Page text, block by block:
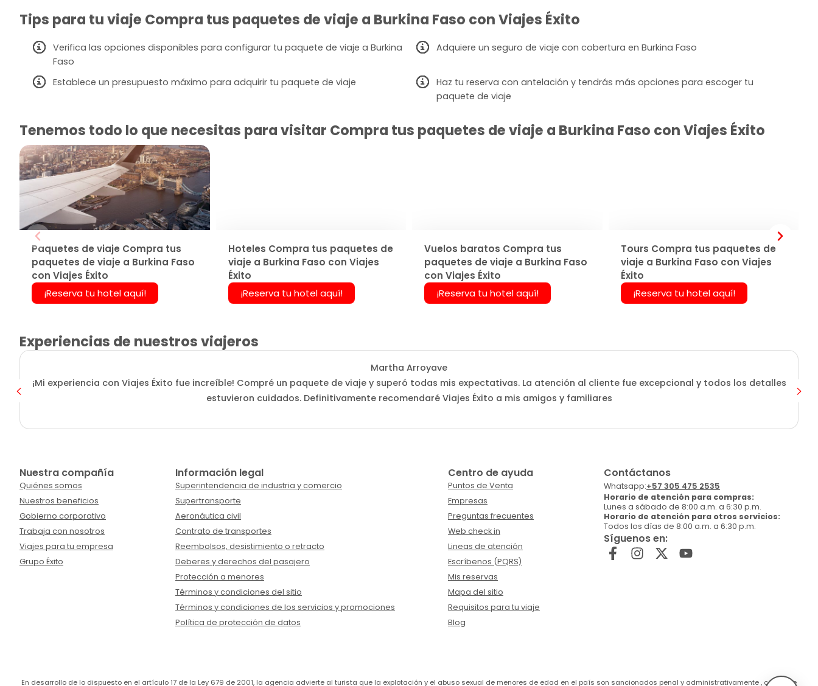
Tips para tu viaje Compra tus paquetes de viaje a Burkina Faso con Viajes Éxito
Verifica las opciones disponibles para configurar tu paquete de viaje a Burkina
Faso
Adquiere un seguro de viaje con cobertura en Burkina Faso
Establece un presupuesto máximo para adquirir tu paquete de viaje
Haz tu reserva con antelación y tendrás más opciones para escoger tu
paquete de viaje
Tenemos todo lo que necesitas para visitar Compra tus paquetes de viaje a Burkina Faso con Viajes Éxito
Paquetes de viaje Compra tus
paquetes de viaje a Burkina Faso
con Viajes Éxito
¡Reserva tu hotel aquí!
Hoteles Compra tus paquetes de
viaje a Burkina Faso con Viajes
Éxito
¡Reserva tu hotel aquí!
Vuelos baratos Compra tus
paquetes de viaje a Burkina Faso
con Viajes Éxito
¡Reserva tu hotel aquí!
Tours Compra tus paquetes de
viaje a Burkina Faso con Viajes
Éxito
¡Reserva tu hotel aquí!
Experiencias de nuestros viajeros
Martha Arroyave
¡Mi experiencia con Viajes Éxito fue increíble! Compré un paquete de viaje y superó todas mis expectativas. La atención al cliente fue excepcional y todos los detalles
estuvieron cuidados. Definitivamente recomendaré Viajes Éxito a mis amigos y familiares
Nuestra compañía
Quiénes somos
Nuestros beneficios
Gobierno corporativo
Trabaja con nosotros
Viajes para tu empresa
Grupo Éxito
Información legal
Superintendencia de industria y comercio
Supertransporte
Aeronáutica civil
Contrato de transportes
Reembolsos, desistimiento o retracto
Deberes y derechos del pasajero
Protección a menores
Términos y condiciones del sitio
Términos y condiciones de los servicios y promociones
Política de protección de datos
Centro de ayuda
Puntos de Venta
Empresas
Preguntas frecuentes
Web check in
Lineas de atención
Escríbenos (PQRS)
Mis reservas
Mapa del sitio
Requisitos para tu viaje
Blog
Contáctanos
Whatsapp:+57 305 475 2535
Horario de atención para compras:
Lunes a sábado de 8:00 a.m. a 6:30 p.m.
Horario de atención para otros servicios:
Todos los días de 8:00 a.m. a 6:30 p.m.
Síguenos en:
En desarrollo de lo dispuesto en el artículo 17 de la Ley 679 de 2001, la agencia advierte al turista que la explotación y el abuso sexual de menores de edad en el país son sancionados penal y administrativamente , conforme